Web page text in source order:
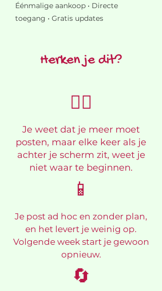
Éénmalige aankoop • Directe
toegang • Gratis updates
Herken je dit?
😮‍💨
Je weet dat je meer moet
posten, maar elke keer als je
achter je scherm zit, weet je
niet waar te beginnen.
📱
Je post ad hoc en zonder plan,
en het levert je weinig op.
Volgende week start je gewoon
opnieuw.
🔄